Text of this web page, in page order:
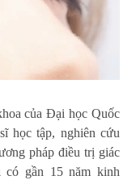
của Đại học Quốc
học tập, nghiên cứu
pháp điều trị giác
gần 15 năm kinh